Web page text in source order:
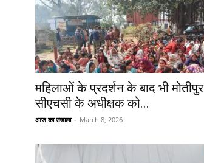
महिलाओं के प्रदर्शन के बाद भी मोतीपुर
सीएचसी के अधीक्षक को...
आज का उजाला - March 8, 2026